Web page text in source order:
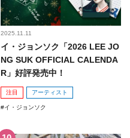
2025.11.11
イ・ジョンソク「2026 LEE JO
NG SUK OFFICIAL CALENDA
R」好評発売中！
注目 アーティスト
イ・ジョンソク